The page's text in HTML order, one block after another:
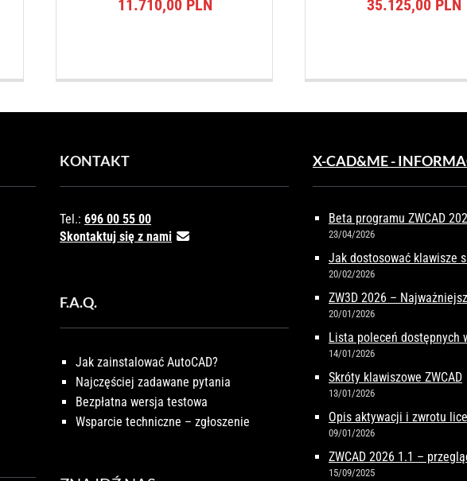
11.710,00 PLN 35.125,00 PLN
KONTAKT
Tel.: 696 00 55 00
Skontaktuj się z nami
F.A.Q.
Jak zainstalować AutoCAD?
Najczęściej zadawane pytania
Bezpłatna wersja testowa
Wsparcie techniczne – zgłoszenie
X-CAD&ME -
Beta programu ZWCAD
23/04/2026
Jak dostosować klawisze
20/02/2026
ZW3D 2026 –
20/01/2026
Lista poleceń dostępnych
14/01/2026
Skróty klawiszowe ZWCAD
13/01/2026
Opis aktywacji i zwrotu
09/01/2026
ZWCAD 2026 1.1 –
15/09/2025